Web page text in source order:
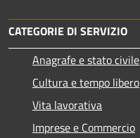
CATEGORIE DI SERVIZIO
Anagrafe e stato civile
Cultura e tempo libero
Vita lavorativa
Imprese e Commercio